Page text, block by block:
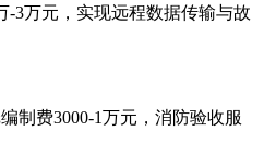
-3万元，实现远程数据传输与故
制费3000-1万元，消防验收服